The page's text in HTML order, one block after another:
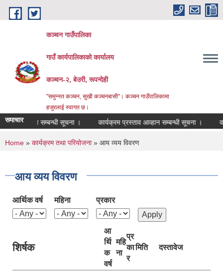
Skip to main content
कञ्चन गाउँपालिका
गाउँ कार्यपालिकाको कार्यालय
कञ्‍चन-२, बेउरी, रूपन्देही
"समुन्‍नत कञ्‍चन, सुखी कञ्‍चनबासी"। कञ्चन गाउँपालिकामा
हजुरलाई स्वागत छ।
समाचार
राजश्व सम्बन्धी सूचना । कार्यक्रम प्रस्ताव आव्हान सम्बन्धी सूचना । वडा नं
You are here
Home » कार्यक्रम तथा परियोजना» आय व्यय विवरण
आय व्यय विवरण
आर्थिक वर्ष महिना प्रकार
शिर्षक
आ
र्थि
क
वर्ष
महि
ना
प्र
का
र
मिति दस्तावेज